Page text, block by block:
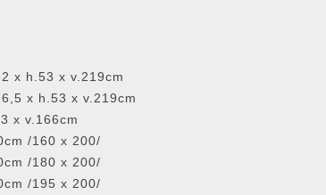
x h.53 x v.219cm
x h.53 x v.219cm
x v.166cm
/160 x 200/
/180 x 200/
/195 x 200/